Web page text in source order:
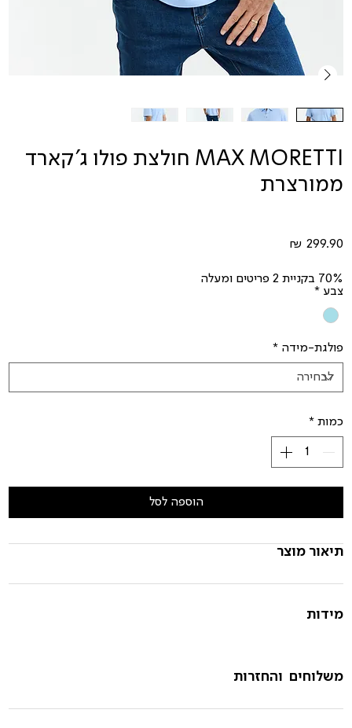
MAX MORETTI חולצת פולו ג'קארד
ממורצרת
70% בקניית 2 פריטים ומעלה
צבע *
פולגת-מידה *
כמות *
הוספה לסל
תיאור מוצר
מידות
משלוחים והחזרות